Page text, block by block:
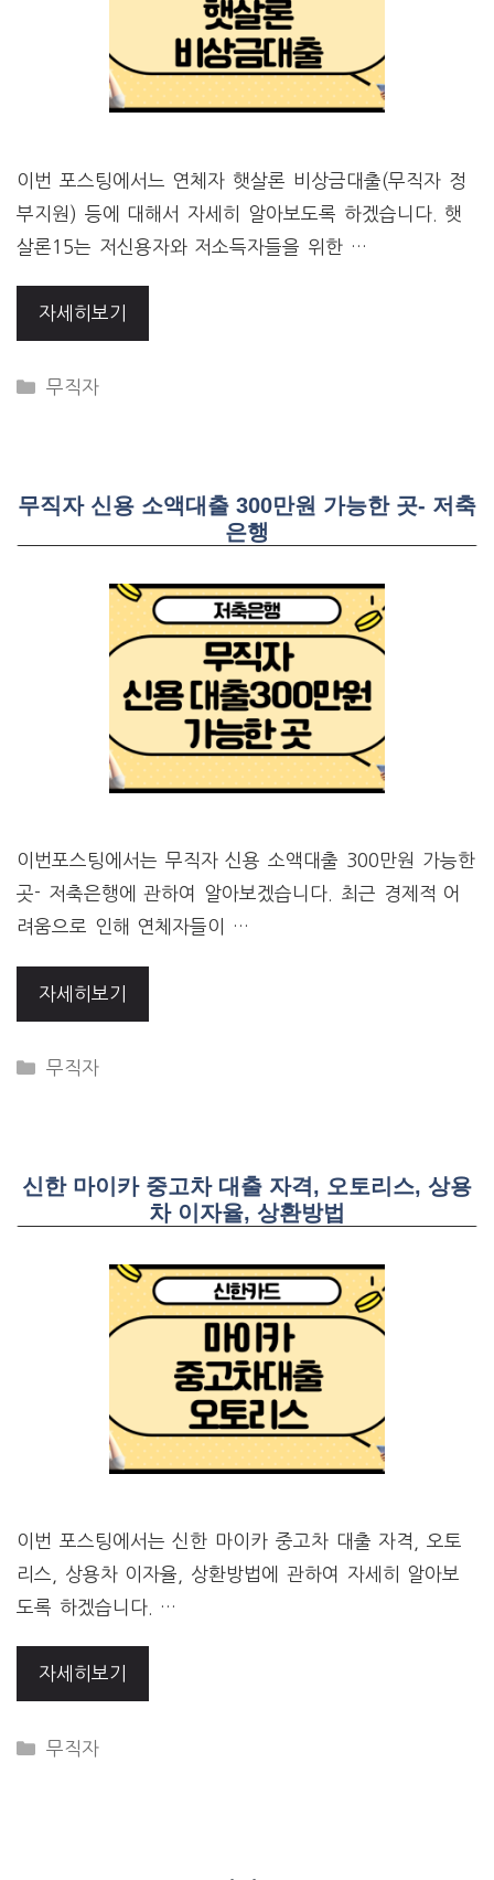
이번 포스팅에서느 연체자 햇살론 비상금대출(무직자 정
부지원) 등에 대해서 자세히 알아보도록 하겠습니다. 햇
살론15는 저신용자와 저소득자들을 위한 …
자세히보기
CATEGORIES
무직자
무직자 신용 소액대출 300만원 가능한 곳- 저축
은행
이번포스팅에서는 무직자 신용 소액대출 300만원 가능한
곳- 저축은행에 관하여 알아보겠습니다. 최근 경제적 어
려움으로 인해 연체자들이 …
자세히보기
CATEGORIES
무직자
신한 마이카 중고차 대출 자격, 오토리스, 상용
차 이자율, 상환방법
이번 포스팅에서는 신한 마이카 중고차 대출 자격, 오토
리스, 상용차 이자율, 상환방법에 관하여 자세히 알아보
도록 하겠습니다. …
자세히보기
CATEGORIES
무직자